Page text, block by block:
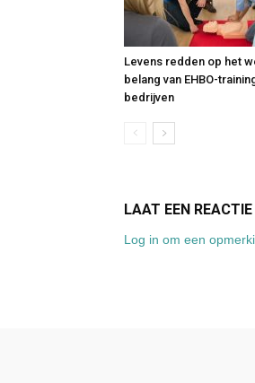
Levens redden op het
belang van EHBO-
bedrijven
LAAT EEN
Log in om een